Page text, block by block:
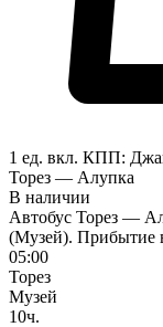
1 ед. вкл. КПП:
Торез — Алупка
В наличии
Автобус Торез —
(Музей). Прибытие
05:00
Торез
Музей
10ч.